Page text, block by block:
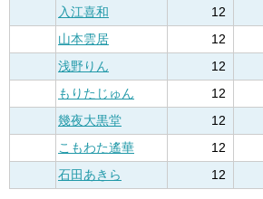
入江喜和
12
山本雲居
12
浅野りん
12
もりたじゅん
12
幾夜大黒堂
12
こもわた遙華
12
石田あきら
12